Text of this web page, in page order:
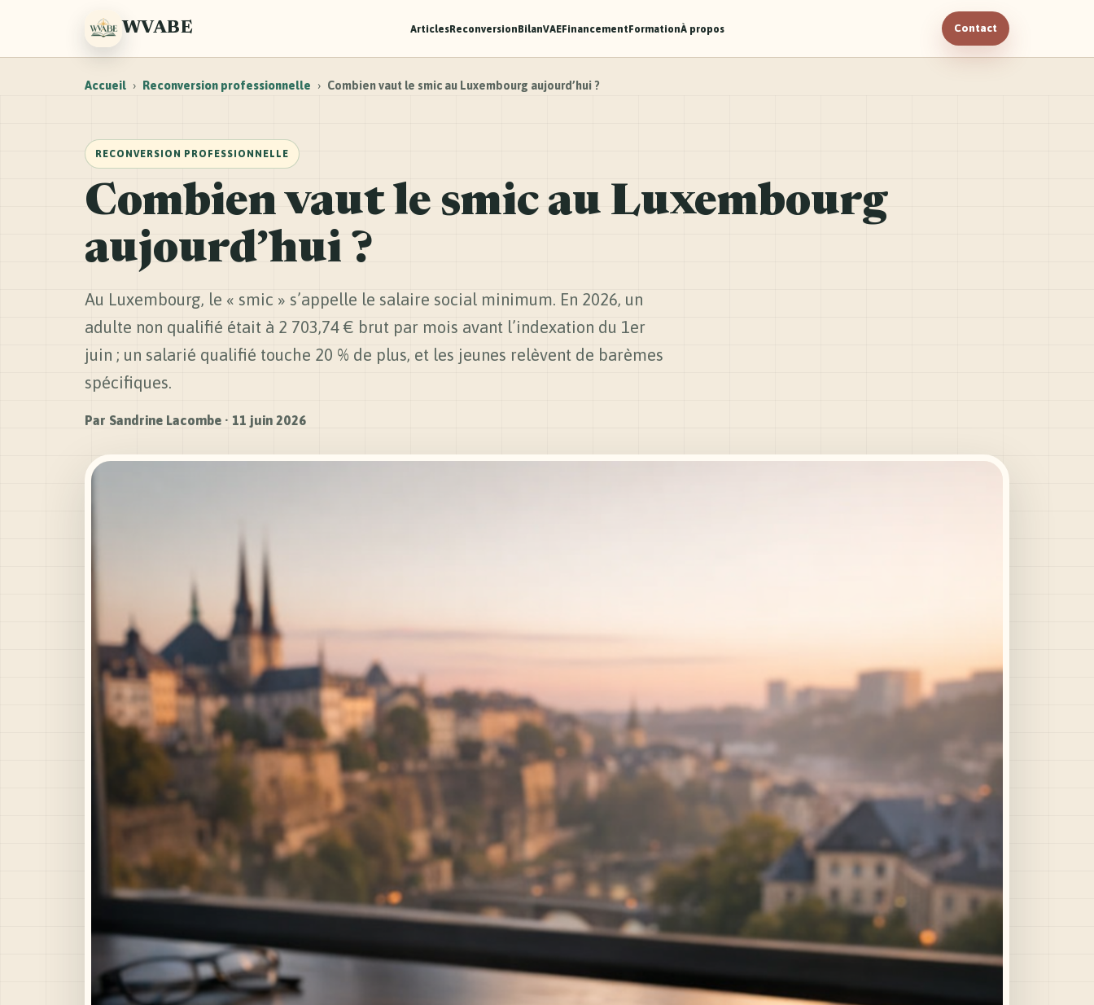
WVABE ArticlesReconversionBilanVAEFinancementFormationÀ propos Contact
Accueil › Reconversion professionnelle › Combien vaut le smic au Luxembourg aujourd’hui ?
RECONVERSION PROFESSIONNELLE
Combien vaut le smic au Luxembourg
aujourd’hui ?
Au Luxembourg, le « smic » s’appelle le salaire social minimum. En 2026, un
adulte non qualifié était à 2 703,74 € brut par mois avant l’indexation du 1er
juin ; un salarié qualifié touche 20 % de plus, et les jeunes relèvent de barèmes
spécifiques.
Par Sandrine Lacombe · 11 juin 2026